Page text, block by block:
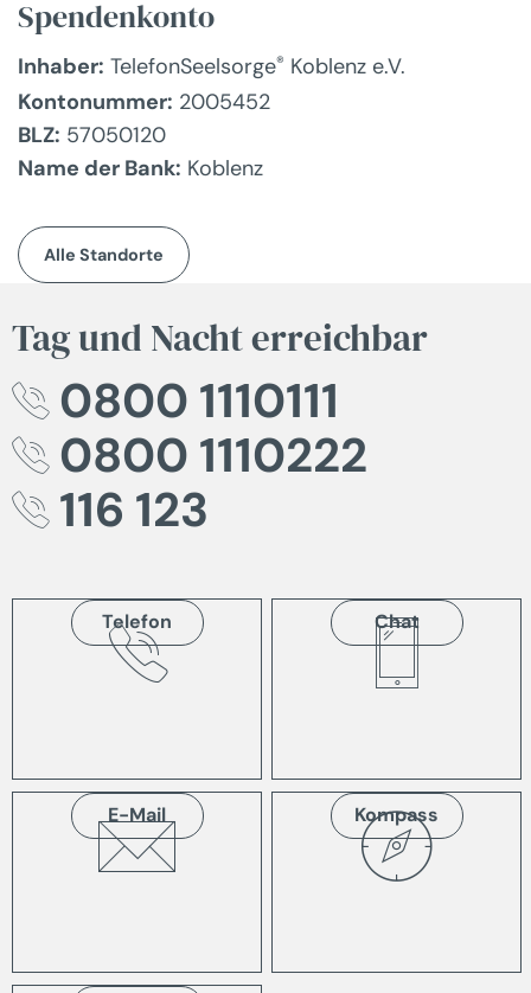
Spendenkonto
Inhaber: TelefonSeelsorge® Koblenz e.V.
Kontonummer: 2005452
BLZ: 57050120
Name der Bank: Koblenz
Alle Standorte
Tag und Nacht erreichbar
0800 1110111
0800 1110222
116 123
Telefon Chat
E-Mail Kompass